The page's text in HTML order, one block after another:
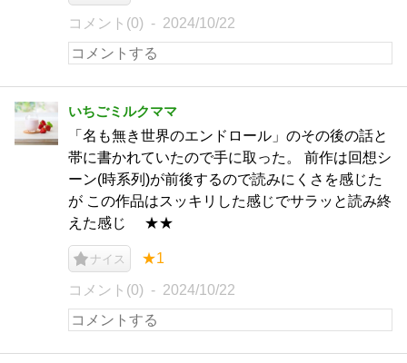
コメント(0) 2024/10/22
いちごミルクママ
「名も無き世界のエンドロール」のその後の話と
帯に書かれていたので手に取った。 前作は回想シ
ーン(時系列)が前後するので読みにくさを感じた
が この作品はスッキリした感じでサラッと読み終
えた感じ ★★
ナイス ★1
コメント(0) 2024/10/22